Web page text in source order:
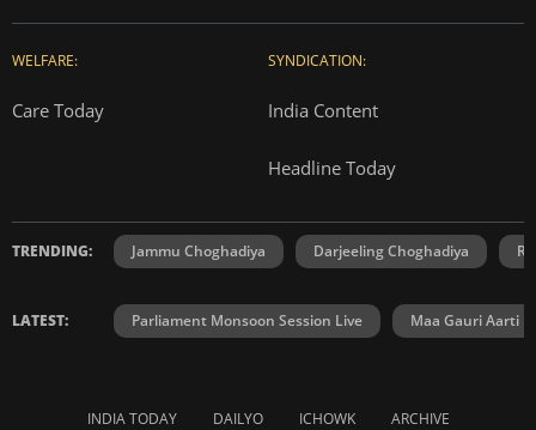
WELFARE:
Care Today
SYNDICATION:
India Content
Headline Today
TRENDING: Jammu Choghadiya Darjeeling Choghadiya
LATEST: Parliament Monsoon Session Live Maa Gauri Aarti
INDIA TODAY DAILYO ICHOWK ARCHIVE